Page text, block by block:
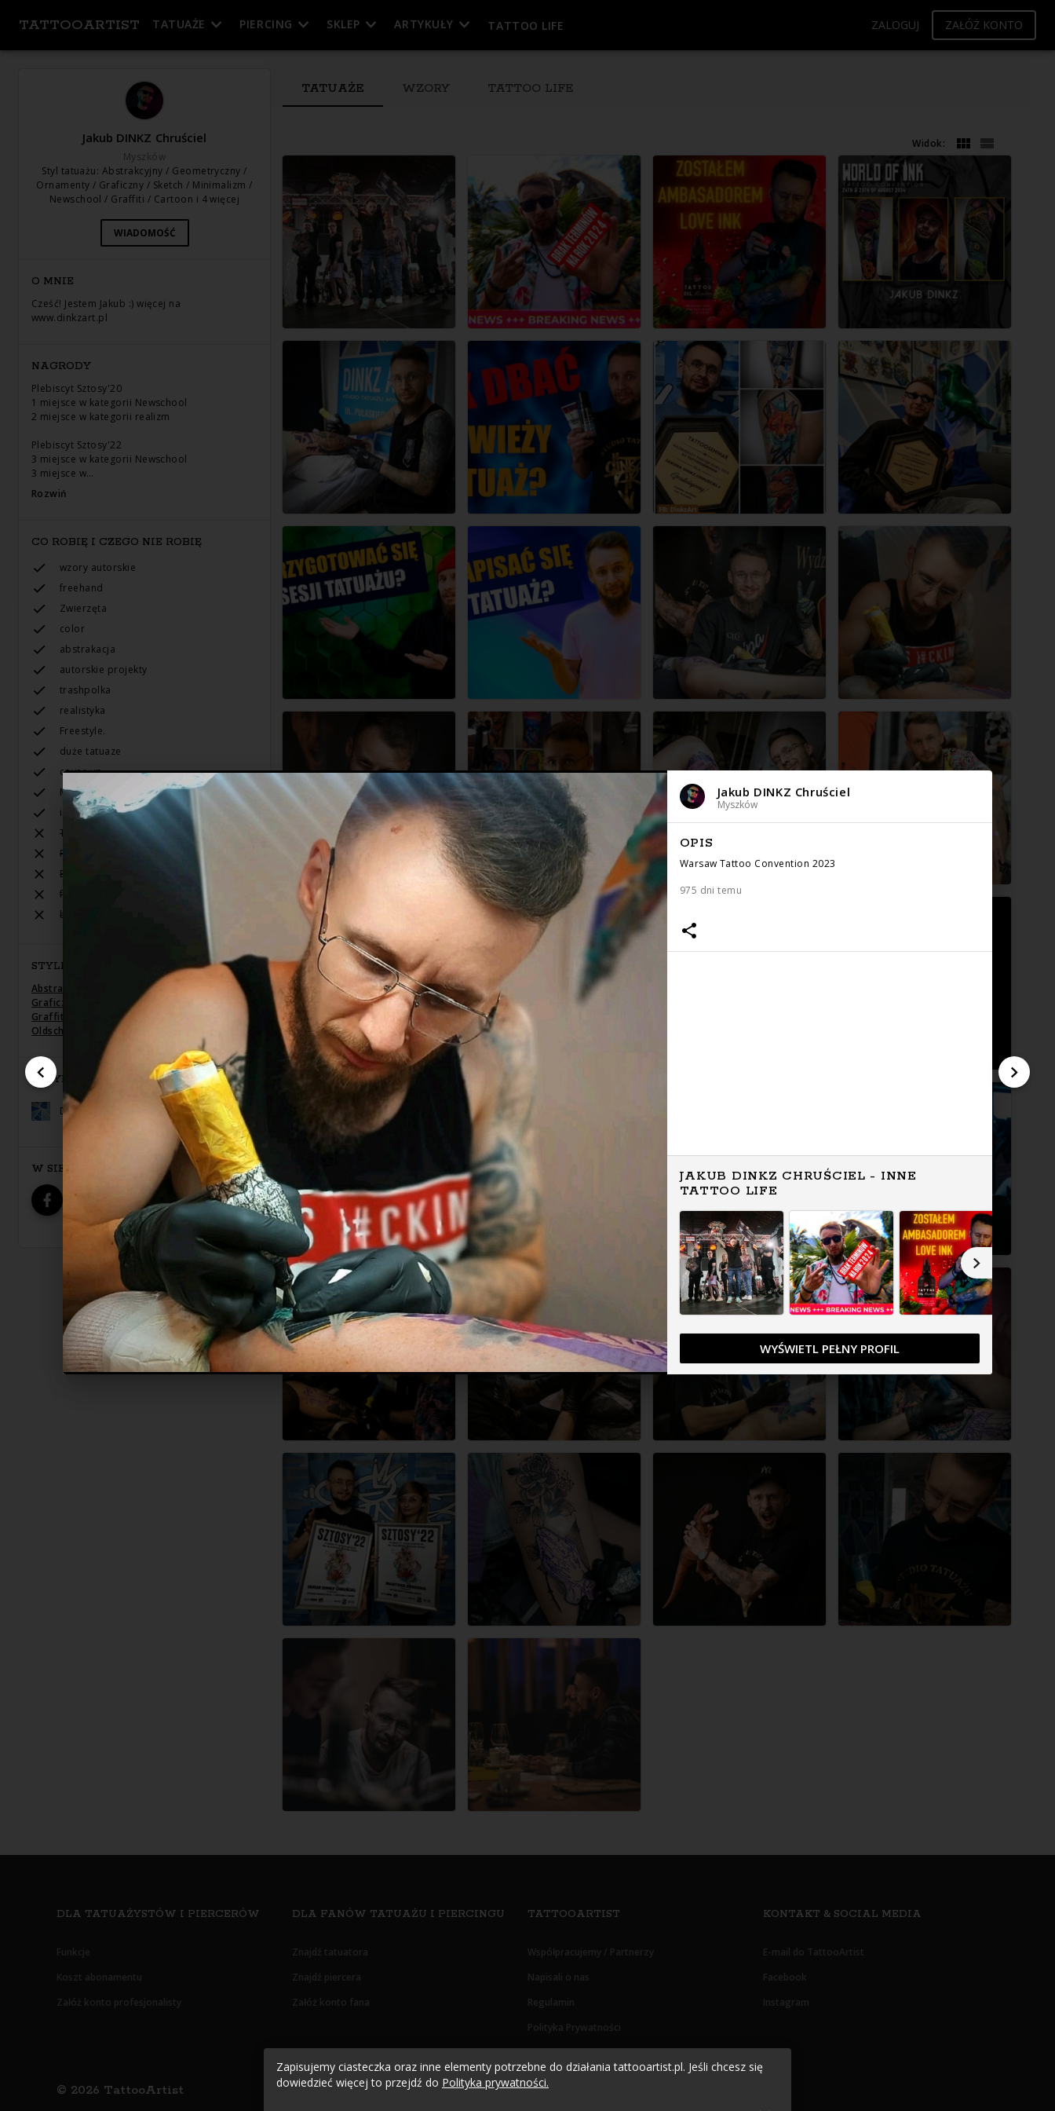
TATTOOARTIST TATUAŻE PIERCING SKLEP ARTYKUŁY TATTOO LIFE ZALOGUJ ZAŁÓŻ KONTO
DLA TATUAŻYSTÓW I PIERCERÓW
Funkcje
Koszt abonamentu
Załóż konto profesjonalisty
DLA FANÓW TATUAŻU I PIERCINGU
Znajdź tatuatora
Znajdź piercera
Załóż konto fana
TATTOOARTIST
Współpracujemy / Partnerzy
Napisali o nas
Regulamin
Polityka Prywatności
Oświadczenie RODO
KONTAKT & SOCIAL MEDIA
E-mail do TattooArtist
Facebook
Instagram
© 2026 TattooArtist
Jakub DINKZ Chruściel
Myszków
Styl tatuażu: Abstrakcyjny / Geometryczny /
Ornamenty / Graficzny / Sketch / Minimalizm /
Newschool / Graffiti / Cartoon i 4 więcej
WIADOMOŚĆ
O MNIE
Cześć! Jestem Jakub :) więcej na
www.dinkzart.pl
NAGRODY
Plebiscyt Sztosy'20
1 miejsce w kategorii Newschool
2 miejsce w kategorii realizm
Plebiscyt Sztosy'22
3 miejsce w kategorii Newschool
3 miejsce w…
Rozwiń
CO ROBIĘ I CZEGO NIE ROBIĘ
wzory autorskie
freehand
Zwierzęta
color
abstrakacja
autorskie projekty
trashpolka
realistyka
Freestyle.
duże tatuaze
cover-up
Małe tatuaże
indywidualne projekty
Tribali
Polinezji
Biomechanika
fotorealizmu
badziewia
STYLE TATUAŻU
Abstrakcyjny
Geometryczny / Ornamenty
,
Graficzny / Sketch
Minimalizm
Newschool /
Graffiti / Cartoon
,Realizm
Oldschool
Trash Polka
REZYDENT
Dinkz Art Studio Tatuażu
W SIECI
TATUAŻE WZORY TATTOO LIFE
Widok:
Jakub DINKZ Chruściel
Myszków
OPIS
Warsaw Tattoo Convention 2023
975 dni temu
JAKUB DINKZ CHRUŚCIEL - INNE
TATTOO LIFE
WYŚWIETL PEŁNY PROFIL
Zapisujemy ciasteczka oraz inne elementy potrzebne do działania tattooartist.pl. Jeśli chcesz się
dowiedzieć więcej to przejdź do Polityka prywatności.